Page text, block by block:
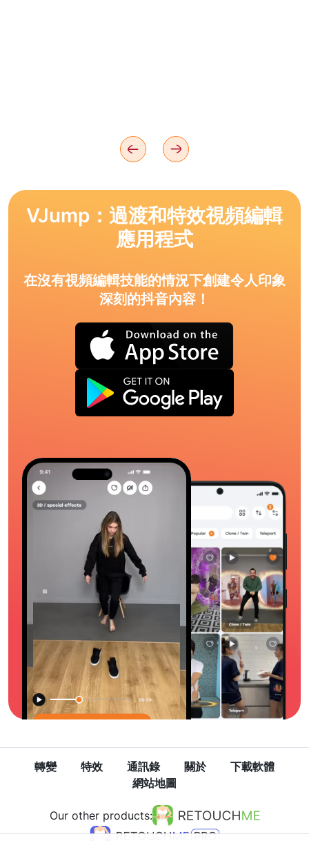
VJump：過渡和特效視頻編輯
應用程式
在沒有視頻編輯技能的情況下創建令人印象
深刻的抖音內容！
轉變 特效 通訊錄 關於
下載軟體
網站地圖
Our other products: